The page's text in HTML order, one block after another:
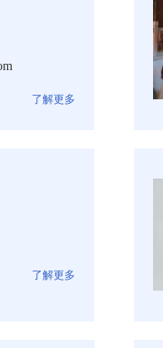
了解更多
了解更多